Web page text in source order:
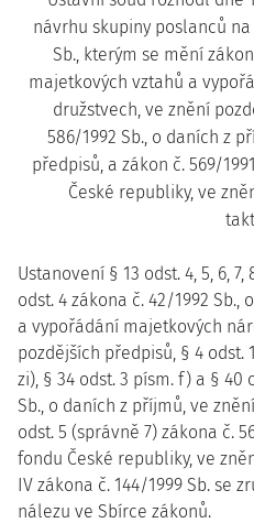
návrhu skupiny poslanců
Sb., kterým se mění
majetkových vztahů a
družstvech, ve znění
586/1992 Sb., o daních z
předpisů, a zákon č. 569/
České republiky, ve
Ustanovení § 13 odst. 4, 5, 6, 7,
odst. 4 zákona č. 42/1992
a vypořádání majetkových
pozdějších předpisů, § 4 odst.
zi), § 34 odst. 3 písm. f) a § 40
Sb., o daních z příjmů, ve
odst. 5 (správně 7) zákona č.
fondu České republiky, ve
IV zákona č. 144/1999 Sb. se
nálezu ve Sbírce zákonů.